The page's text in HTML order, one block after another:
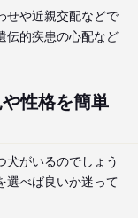
せや近親交配などで
伝的疾患の心配など
性格を簡単
がいるのでしょう
選べば良いか迷って